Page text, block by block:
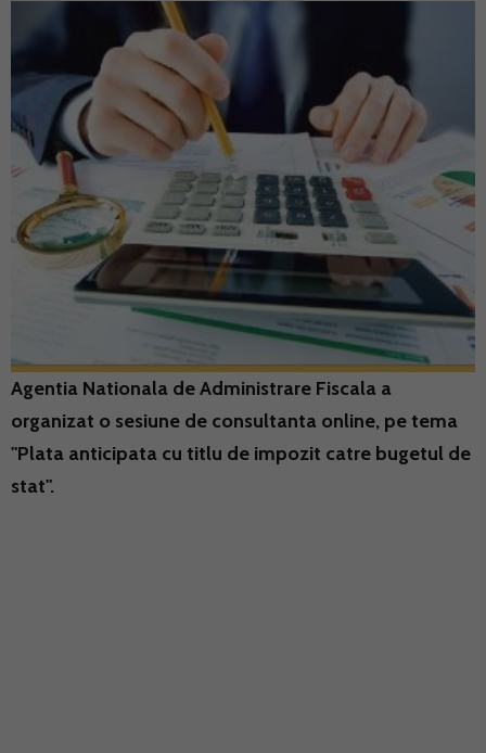
Agentia Nationala de Administrare Fiscala a
organizat o sesiune de consultanta online, pe tema
"Plata anticipata cu titlu de impozit catre bugetul de
stat".